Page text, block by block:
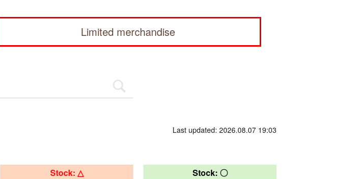
Limited merchandise
Last updated: 2026.08.07 19:03
Stock: △ Stock: 〇